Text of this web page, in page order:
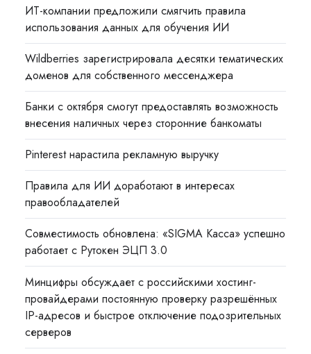
ИТ-компании предложили смягчить правила
использования данных для обучения ИИ
Wildberries зарегистрировала десятки тематических
доменов для собственного мессенджера
Банки с октября смогут предоставлять возможность
внесения наличных через сторонние банкоматы
Pinterest нарастила рекламную выручку
Правила для ИИ доработают в интересах
правообладателей
Совместимость обновлена: «SIGMA Касса» успешно
работает с Рутокен ЭЦП 3.0
Минцифры обсуждает с российскими хостинг-
провайдерами постоянную проверку разрешённых
IP-адресов и быстрое отключение подозрительных
серверов